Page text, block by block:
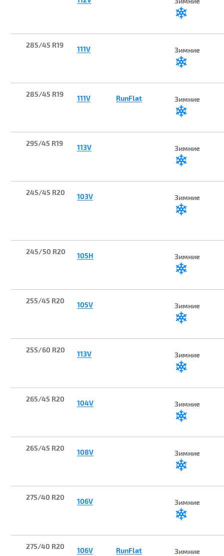
285/45 R19 111V Зимние
285/45 R19 111V RunFlat Зимние
295/45 R19 113V Зимние
245/45 R20 103V Зимние
245/50 R20 105H Зимние
255/45 R20 105V Зимние
255/60 R20 113V Зимние
265/45 R20 104V Зимние
265/45 R20 108V Зимние
275/40 R20 106V Зимние
275/40 R20 106V RunFlat Зимние